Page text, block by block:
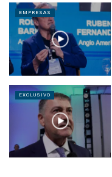
EMPRESAS
EXCLUSIVO